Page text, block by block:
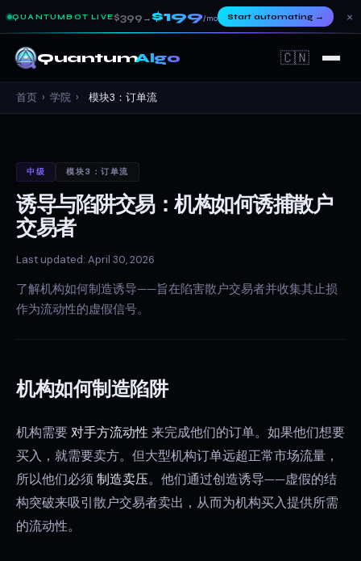
QUANTUMBOT LIVE $399 → $199/mo Start automating→ ×
QuantumAlgo 🇨🇳
首页 › 学院 › 模块3：订单流
中级 模块3：订单流
诱导与陷阱交易：机构如何诱捕散户
交易者
Last updated: April 30, 2026
了解机构如何制造诱导——旨在陷害散户交易者并收集其止损
作为流动性的虚假信号。
机构如何制造陷阱
机构需要对手方流动性 来完成他们的订单。如果他们想要
买入，就需要卖方。但大型机构订单远超正常市场流量，
所以他们必须 制造卖压。他们通过创造诱导——虚假的结
构突破来吸引散户交易者卖出，从而为机构买入提供所需
的流动性。